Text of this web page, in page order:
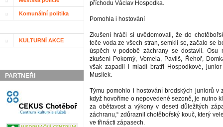
Komunální politika
KULTURNÍ AKCE
PARTNEŘI
příchodu Václav Hospodka.
Pomohla i hostování
Zkušení hráči si uvědomovali, že do
teče voda ze všech stran, semkli se, začalo se
úspěch v podobě záchrany se dostavil. Osu
zkušení Pokorný, Vomela, Pavliš, Řehoř,
však zapadli i mladí bratři Hospodkové,
Musílek.
Týmu pomohlo i hostování brodských juniorů v
když hovoříme o nepovedené sezoně, je nutno
za obětavost a výkony v deseti důležitých
záchranu,“ zdůraznil chotěbořský kouč, který
ve třinácti zápasech.